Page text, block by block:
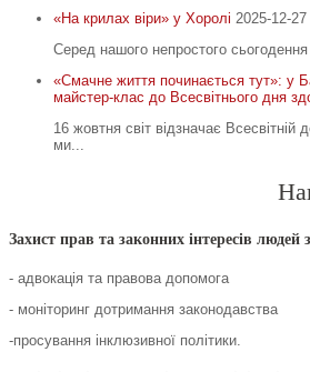
«На крилах віри» у Хоролі 2025-12-
Серед нашого непростого
«Смачне життя починається тут»: у
майстер-клас до Всесвітнього дня
16 жовтня світ відзначає
ми...
Захист прав та законних інтересів людей
- адвокація та правова допомога
- моніторинг дотримання законодавства
-просування інклюзивної політики.